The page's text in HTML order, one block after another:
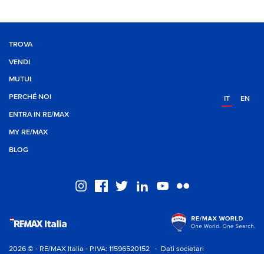
TROVA
VENDI
MUTUI
PERCHÉ NOI
ENTRA IN RE/MAX
MY RE/MAX
BLOG
IT EN
2026 © - RE/MAX Italia - P.IVA: 11596520152 - Dati societari